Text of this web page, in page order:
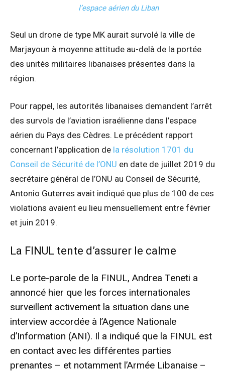
l’espace aérien du Liban
Seul un drone de type MK aurait survolé la ville de
Marjayoun à moyenne attitude au-delà de la portée
des unités militaires libanaises présentes dans la
région.
Pour rappel, les autorités libanaises demandent l’arrêt
des survols de l’aviation israélienne dans l’espace
aérien du Pays des Cèdres. Le précédent rapport
concernant l’application de la résolution 1701 du
Conseil de Sécurité de l’ONU en date de juillet 2019 du
secrétaire général de l’ONU au Conseil de Sécurité,
Antonio Guterres avait indiqué que plus de 100 de ces
violations avaient eu lieu mensuellement entre février
et juin 2019.
La FINUL tente d’assurer le calme
Le porte-parole de la FINUL, Andrea Teneti a
annoncé hier que les forces internationales
surveillent activement la situation dans une
interview accordée à l’Agence Nationale
d’Information (ANI). Il a indiqué que la FINUL est
en contact avec les différentes parties
prenantes – et notamment l’Armée Libanaise –